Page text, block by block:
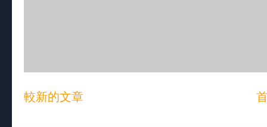
較新的文章